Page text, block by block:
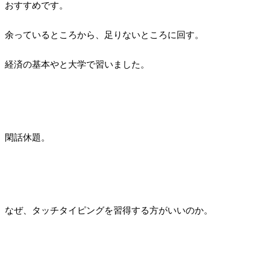
おすすめです。
余っているところから、足りないところに回す。
経済の基本やと大学で習いました。
閑話休題。
なぜ、タッチタイピングを習得する方がいいのか。